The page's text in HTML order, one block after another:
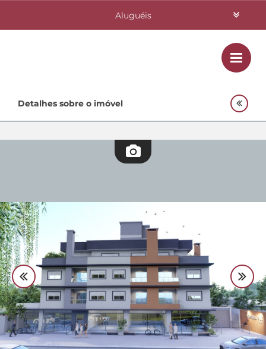
Aluguéis
Investimentos
Quem Somos
Fale Conosco 48 3364-0079
Plantão 48 99842-0500
Divulgue seu imóvel
Detalhes sobre o imóvel